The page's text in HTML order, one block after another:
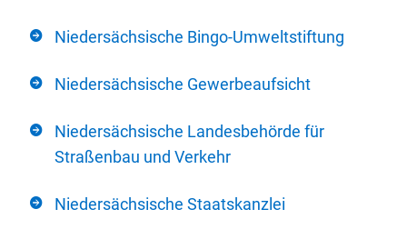
Niedersächsische Bingo-Umweltstiftung
Niedersächsische Gewerbeaufsicht
Niedersächsische Landesbehörde für
Straßenbau und Verkehr
Niedersächsische Staatskanzlei